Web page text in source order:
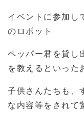
イベントに参加し
のロボット
ペッパー君を貸し
を教えるといった
子供さんたちも、
な内容等をされて